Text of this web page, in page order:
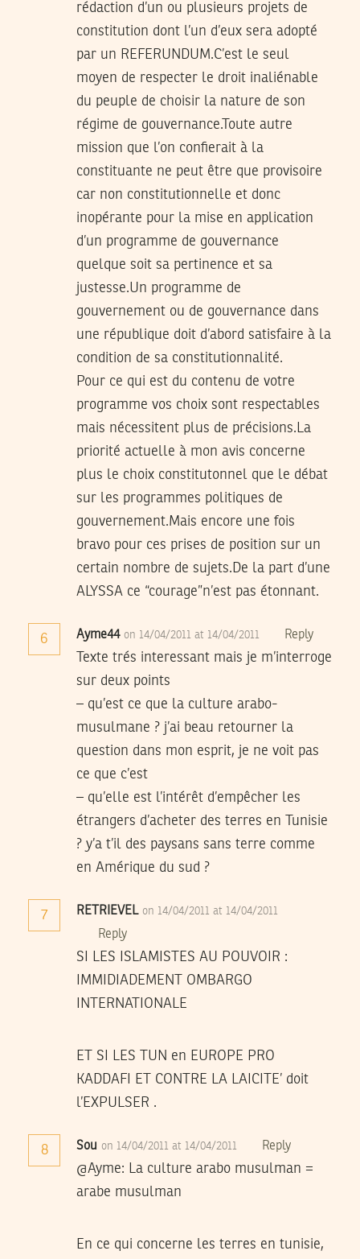
rédaction d’un ou plusieurs projets de
constitution dont l’un d’eux sera adopté
par un REFERUNDUM.C’est le seul
moyen de respecter le droit inaliénable
du peuple de choisir la nature de son
régime de gouvernance.Toute autre
mission que l’on confierait à la
constituante ne peut être que provisoire
car non constitutionnelle et donc
inopérante pour la mise en application
d’un programme de gouvernance
quelque soit sa pertinence et sa
justesse.Un programme de
gouvernement ou de gouvernance dans
une république doit d’abord satisfaire à la
condition de sa constitutionnalité.
Pour ce qui est du contenu de votre
programme vos choix sont respectables
mais nécessitent plus de précisions.La
priorité actuelle à mon avis concerne
plus le choix constitutonnel que le débat
sur les programmes politiques de
gouvernement.Mais encore une fois
bravo pour ces prises de position sur un
certain nombre de sujets.De la part d’une
ALYSSA ce “courage”n’est pas étonnant.
6 Ayme44 on 14/04/2011 at 14/04/2011 Reply
Texte trés interessant mais je m’interroge
sur deux points
– qu’est ce que la culture arabo-
musulmane ? j’ai beau retourner la
question dans mon esprit, je ne voit pas
ce que c’est
– qu’elle est l’intérêt d’empêcher les
étrangers d’acheter des terres en Tunisie
? y’a t’il des paysans sans terre comme
en Amérique du sud ?
7 RETRIEVEL on 14/04/2011 at 14/04/2011
Reply
SI LES ISLAMISTES AU POUVOIR :
IMMIDIADEMENT OMBARGO
INTERNATIONALE
ET SI LES TUN en EUROPE PRO
KADDAFI ET CONTRE LA LAICITE’ doit
l’EXPULSER .
8 Sou on 14/04/2011 at 14/04/2011 Reply
@Ayme: La culture arabo musulman =
arabe musulman
En ce qui concerne les terres en tunisie,